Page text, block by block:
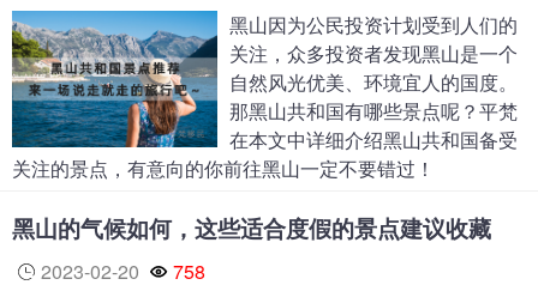
黑山因为公民投资计划受到人们的
关注，众多投资者发现黑山是一个
自然风光优美、环境宜人的国度。
那黑山共和国有哪些景点呢？平梵
在本文中详细介绍黑山共和国备受
关注的景点，有意向的你前往黑山一定不要错过！
黑山的气候如何，这些适合度假的景点建议收藏
2023-02-20
758